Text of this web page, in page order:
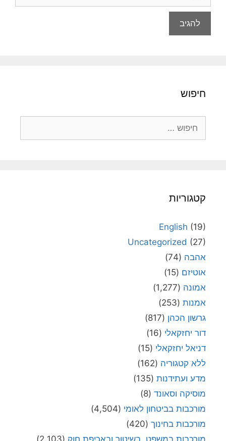
חיפוש
קטגוריות
English (19)
Uncategorized (27)
אהבה (74)
אוטיזם (15)
אמונה (1,277)
אמנות (253)
גרשון הכהן (817)
דור יחזקאלי (16)
דניאל יחזקאלי (15)
ללא קטגוריה (162)
מדע ועתידנות (135)
מוסיקה וסאונד (8)
מורכבות בביטחון לאומי (4,504)
מורכבות בחינוך (420)
מורכבות במשפט, בשיטור ובאכיפת חוק (2,103)